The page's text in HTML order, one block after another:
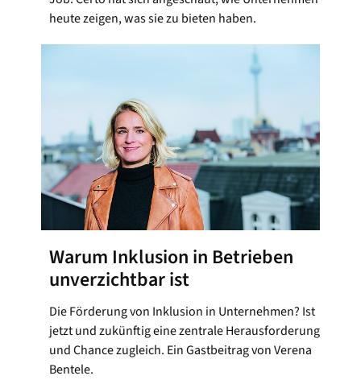
heute zeigen, was sie zu bieten haben.
Warum Inklusion in Betrieben
unverzichtbar ist
Die Förderung von Inklusion in Unternehmen? Ist
jetzt und zukünftig eine zentrale Herausforderung
und Chance zugleich. Ein Gastbeitrag von Verena
Bentele.